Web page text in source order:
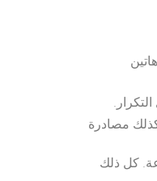
كذلك مصادرة
كل ذلك